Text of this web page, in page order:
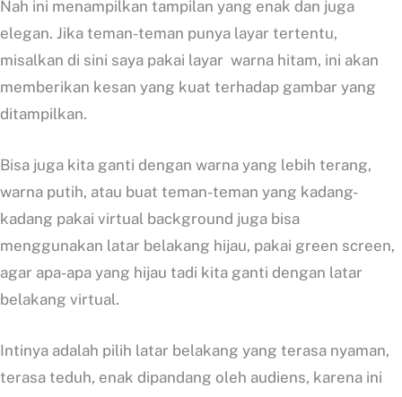
Nah ini menampilkan tampilan yang enak dan juga
elegan. Jika teman-teman punya layar tertentu,
misalkan di sini saya pakai layar warna hitam, ini akan
memberikan kesan yang kuat terhadap gambar yang
ditampilkan.
Bisa juga kita ganti dengan warna yang lebih terang,
warna putih, atau buat teman-teman yang kadang-
kadang pakai virtual background juga bisa
menggunakan latar belakang hijau, pakai green screen,
agar apa-apa yang hijau tadi kita ganti dengan latar
belakang virtual.
Intinya adalah pilih latar belakang yang terasa nyaman,
terasa teduh, enak dipandang oleh audiens, karena ini